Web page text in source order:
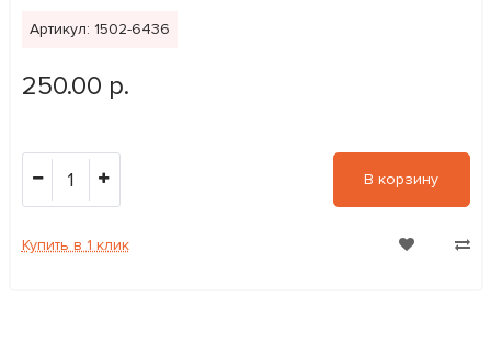
Артикул: 1502-6436
250.00 р.
1 В корзину
Купить в 1 клик